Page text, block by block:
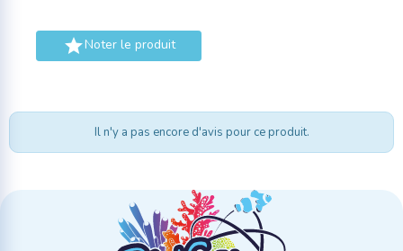
Noter le produit
Il n'y a pas encore d'avis pour ce produit.